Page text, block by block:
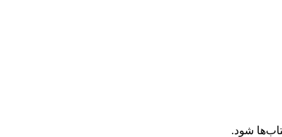
شود.